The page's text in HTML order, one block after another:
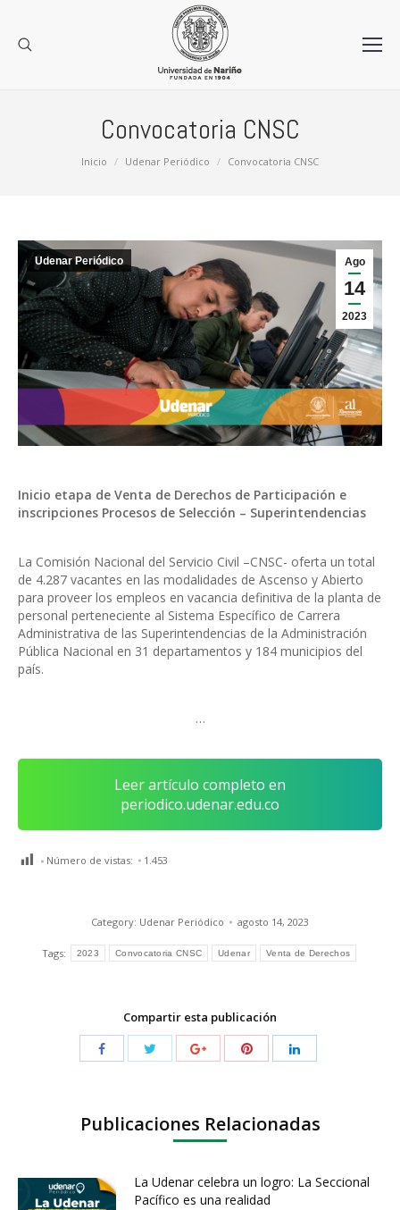
Convocatoria CNSC
Inicio Udenar Periódico Convocatoria CNSC
Ago
14
2023
Udenar Periódico
Inicio etapa de Venta de Derechos de Participación e
inscripciones Procesos de Selección – Superintendencias
La Comisión Nacional del Servicio Civil –CNSC- oferta un total
de 4.287 vacantes en las modalidades de Ascenso y Abierto
para proveer los empleos en vacancia definitiva de la planta de
personal perteneciente al Sistema Específico de Carrera
Administrativa de las Superintendencias de la Administración
Pública Nacional en 31 departamentos y 184 municipios del
país.
…
Leer artículo completo en
periodico.udenar.edu.co
Número de vistas: 1.453
Category: Udenar Periódico agosto 14, 2023
Tags: 2023 Convocatoria CNSC Udenar Venta de Derechos
Compartir esta publicación
Publicaciones Relacionadas
La Udenar celebra un logro: La Seccional
Pacífico es una realidad